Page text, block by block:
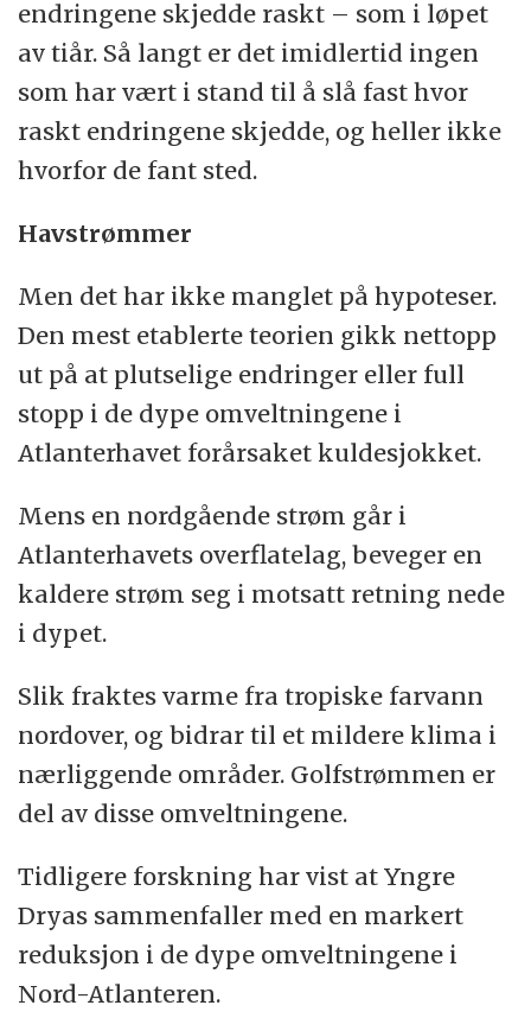
endringene skjedde raskt – som i løpet
av tiår. Så langt er det imidlertid ingen
som har vært i stand til å slå fast hvor
raskt endringene skjedde, og heller ikke
hvorfor de fant sted.
Havstrømmer
Men det har ikke manglet på hypoteser.
Den mest etablerte teorien gikk nettopp
ut på at plutselige endringer eller full
stopp i de dype omveltningene i
Atlanterhavet forårsaket kuldesjokket.
Mens en nordgående strøm går i
Atlanterhavets overflatelag, beveger en
kaldere strøm seg i motsatt retning nede
i dypet.
Slik fraktes varme fra tropiske farvann
nordover, og bidrar til et mildere klima i
nærliggende områder. Golfstrømmen er
del av disse omveltningene.
Tidligere forskning har vist at Yngre
Dryas sammenfaller med en markert
reduksjon i de dype omveltningene i
Nord-Atlanteren.